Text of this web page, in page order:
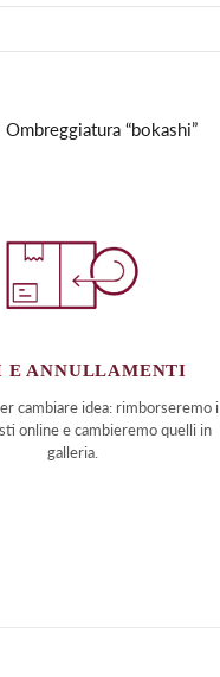
“bokashi”
E ANNULLAMENTI
cambiare idea: rimborseremo i
online e cambieremo quelli in
galleria.